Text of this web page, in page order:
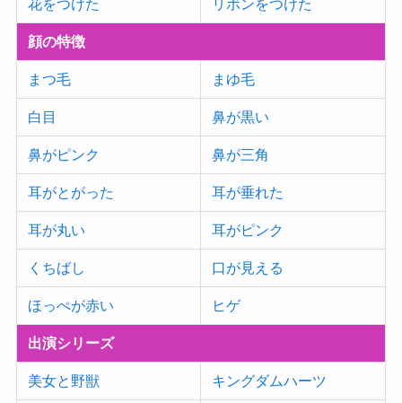
花をつけた リボンをつけた
顔の特徴
まつ毛 まゆ毛
白目 鼻が黒い
鼻がピンク 鼻が三角
耳がとがった 耳が垂れた
耳が丸い 耳がピンク
くちばし 口が見える
ほっぺが赤い ヒゲ
出演シリーズ
美女と野獣 キングダムハーツ